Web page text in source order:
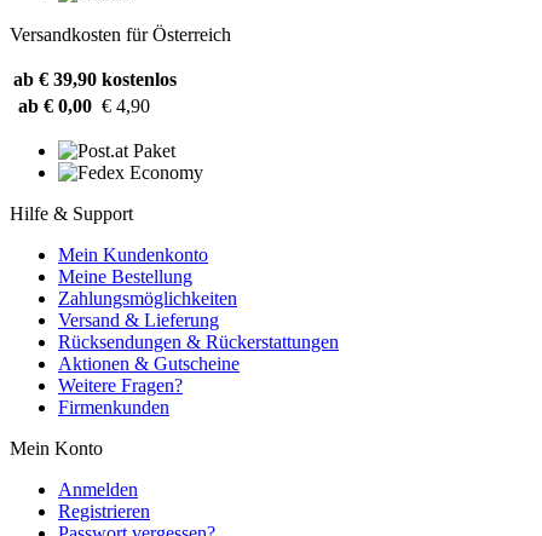
Versandkosten für Österreich
ab € 39,90 kostenlos
ab € 0,00 € 4,90
Hilfe & Support
Mein Kundenkonto
Meine Bestellung
Zahlungsmöglichkeiten
Versand & Lieferung
Rücksendungen & Rückerstattungen
Aktionen & Gutscheine
Weitere Fragen?
Firmenkunden
Mein Konto
Anmelden
Registrieren